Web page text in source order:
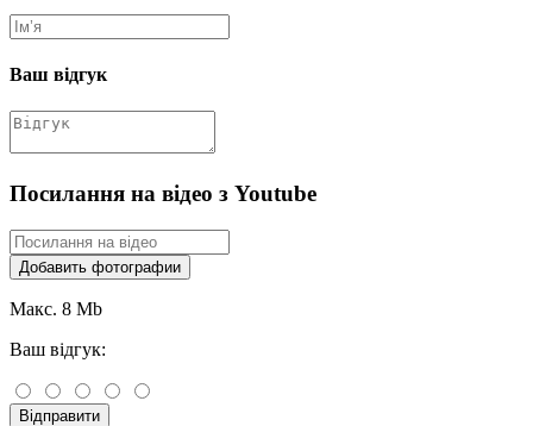
Ваш відгук
Посилання на відео з Youtube
Добавить фотографии
Макс. 8 Mb
Ваш відгук:
Відправити